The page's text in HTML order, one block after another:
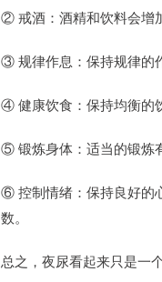
② 戒酒：酒精和饮料会增
③ 规律作息：保持规律的
④ 健康饮食：保持均衡的
⑤ 锻炼身体：适当的锻炼
⑥ 控制情绪：保持良好的
数。
总之，夜尿看起来只是一